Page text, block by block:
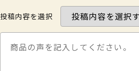
投稿内容を選択